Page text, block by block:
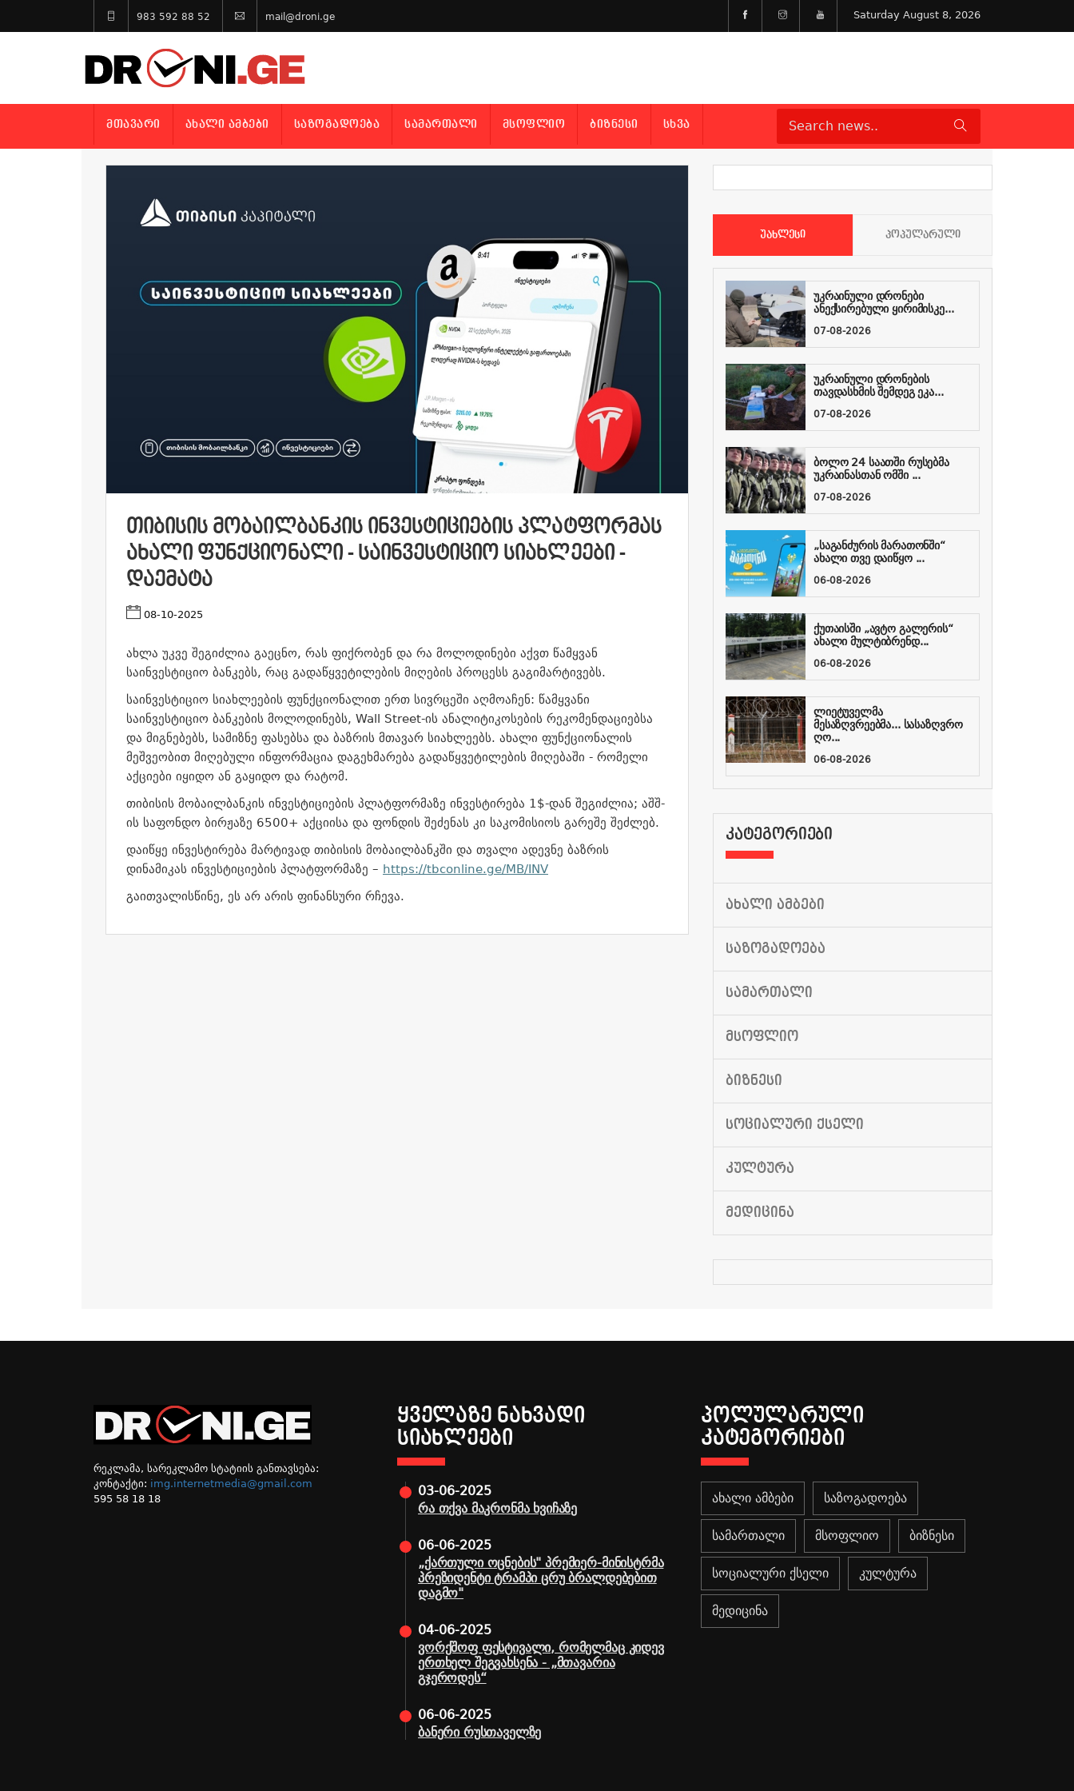
983 592 88 52 mail@droni.ge Saturday August 8, 2026
ᲛᲗᲐᲕᲐᲠᲘ ᲐᲮᲐᲚᲘ ᲐᲛᲑᲔᲑᲘ ᲡᲐᲖᲝᲒᲐᲓᲝᲔᲑᲐ ᲡᲐᲛᲐᲠᲗᲐᲚᲘ ᲛᲡᲝᲤᲚᲘᲝ ᲑᲘᲖᲜᲔᲡᲘ ᲡᲮᲕᲐ
ᲗᲘᲑᲘᲡᲘᲡ ᲛᲝᲑᲐᲘᲚᲑᲐᲜᲙᲘᲡ ᲘᲜᲕᲔᲡᲢᲘᲪᲘᲔᲑᲘᲡ ᲞᲚᲐᲢᲤᲝᲠᲛᲐᲡ
ᲐᲮᲐᲚᲘ ᲤᲣᲜᲥᲪᲘᲝᲜᲐᲚᲘ - ᲡᲐᲘᲜᲕᲔᲡᲢᲘᲪᲘᲝ ᲡᲘᲐᲮᲚᲔᲔᲑᲘ -
ᲓᲐᲔᲛᲐᲢᲐ
08-10-2025
ახლა უკვე შეგიძლია გაეცნო, რას ფიქრობენ და რა მოლოდინები აქვთ წამყვან
საინვესტიციო ბანკებს, რაც გადაწყვეტილების მიღების პროცესს გაგიმარტივებს.
საინვესტიციო სიახლეების ფუნქციონალით ერთ სივრცეში აღმოაჩენ: წამყვანი
საინვესტიციო ბანკების მოლოდინებს, Wall Street-ის ანალიტიკოსების რეკომენდაციებსა
და მიგნებებს, სამიზნე ფასებსა და ბაზრის მთავარ სიახლეებს. ახალი ფუნქციონალის
მეშვეობით მიღებული ინფორმაცია დაგეხმარება გადაწყვეტილების მიღებაში - რომელი
აქციები იყიდო ან გაყიდო და რატომ.
თიბისის მობაილბანკის ინვესტიციების პლატფორმაზე ინვესტირება 1$-დან შეგიძლია; აშშ-
ის საფონდო ბირჟაზე 6500+ აქციისა და ფონდის შეძენას კი საკომისიოს გარეშე შეძლებ.
დაიწყე ინვესტირება მარტივად თიბისის მობაილბანკში და თვალი ადევნე ბაზრის
დინამიკას ინვესტიციების პლატფორმაზე – https://tbconline.ge/MB/INV
გაითვალისწინე, ეს არ არის ფინანსური რჩევა.
ᲣᲐᲮᲚᲔᲡᲘ ᲞᲝᲞᲣᲚᲐᲠᲣᲚᲘ
უკრაინული დრონები
ანექსირებული ყირიმისკე...
07-08-2026
უკრაინული დრონების
თავდასხმის შემდეგ ეკა...
07-08-2026
ბოლო 24 საათში რუსებმა
უკრაინასთან ომში ...
07-08-2026
„საგანძურის მარათონში“
ახალი თვე დაიწყო ...
06-08-2026
ქუთაისში „ავტო გალერის“
ახალი მულტიბრენდ...
06-08-2026
ლიეტუველმა
მესაზღვრეებმა... სასაზღვრო
ღო...
06-08-2026
ᲙᲐᲢᲔᲒᲝᲠᲘᲔᲑᲘ
ᲐᲮᲐᲚᲘ ᲐᲛᲑᲔᲑᲘ
ᲡᲐᲖᲝᲒᲐᲓᲝᲔᲑᲐ
ᲡᲐᲛᲐᲠᲗᲐᲚᲘ
ᲛᲡᲝᲤᲚᲘᲝ
ᲑᲘᲖᲜᲔᲡᲘ
ᲡᲝᲪᲘᲐᲚᲣᲠᲘ ᲥᲡᲔᲚᲘ
ᲙᲣᲚᲢᲣᲠᲐ
ᲛᲔᲓᲘᲪᲘᲜᲐ
რეკლამა, სარეკლამო სტატიის განთავსება:
კონტაქტი: img.internetmedia@gmail.com
595 58 18 18
ᲧᲕᲔᲚᲐᲖᲔ ᲜᲐᲮᲕᲐᲓᲘ
ᲡᲘᲐᲮᲚᲔᲔᲑᲘ
03-06-2025
რა თქვა მაკრონმა ხვიჩაზე
06-06-2025
„ქართული ოცნების" პრემიერ-მინისტრმა
პრეზიდენტი ტრამპი ცრუ ბრალდებებით
დაგმო"
04-06-2025
ვორქშოფ ფესტივალი, რომელმაც კიდევ
ერთხელ შეგვახსენა - „მთავარია
გჯეროდეს“
06-06-2025
ბანერი რუსთაველზე
ᲞᲝᲚᲣᲚᲐᲠᲣᲚᲘ
ᲙᲐᲢᲔᲒᲝᲠᲘᲔᲑᲘ
ახალი ამბები საზოგადოება
სამართალი მსოფლიო ბიზნესი
სოციალური ქსელი კულტურა
მედიცინა